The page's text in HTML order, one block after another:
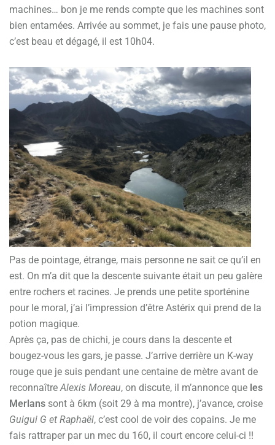
machines… bon je me rends compte que les machines sont
bien entamées. Arrivée au sommet, je fais une pause photo,
c’est beau et dégagé, il est 10h04.
Pas de pointage, étrange, mais personne ne sait ce qu’il en
est. On m’a dit que la descente suivante était un peu galère
entre rochers et racines. Je prends une petite sporténine
pour le moral, j’ai l’impression d’être Astérix qui prend de la
potion magique.
Après ça, pas de chichi, je cours dans la descente et
bougez-vous les gars, je passe. J’arrive derrière un K-way
rouge que je suis pendant une centaine de mètre avant de
reconnaître Alexis Moreau, on discute, il m’annonce que les
Merlans sont à 6km (soit 29 à ma montre), j’avance, croise
Guigui G et Raphaël, c’est cool de voir des copains. Je me
fais rattraper par un mec du 160, il court encore celui-ci !!